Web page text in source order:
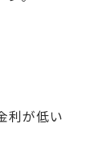
利が低い